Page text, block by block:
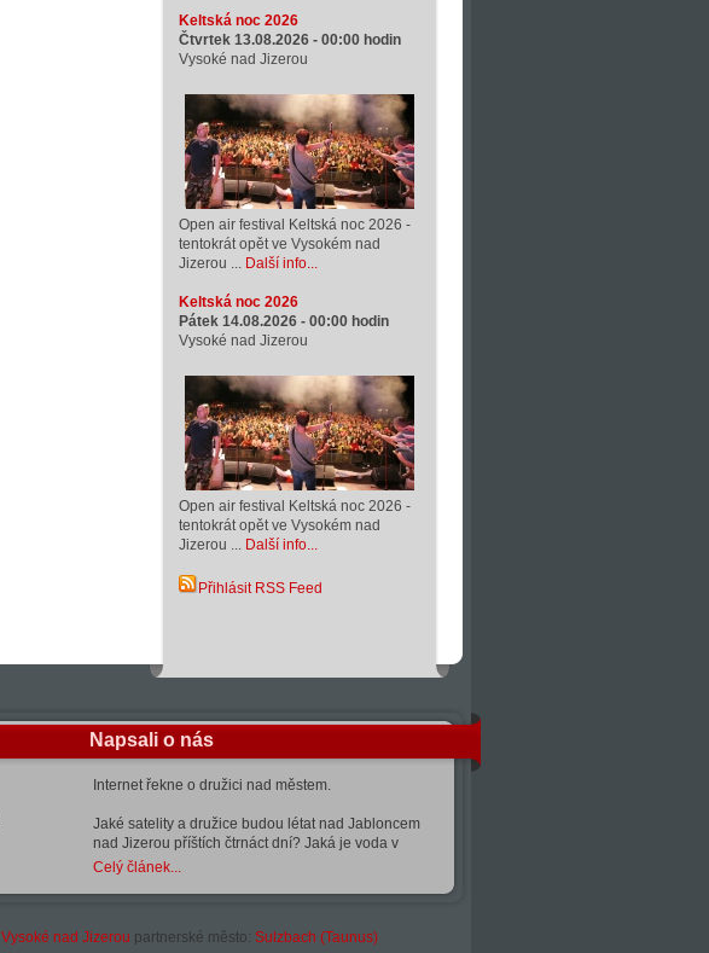
Keltská noc 2026
Čtvrtek 13.08.2026 - 00:00 hodin
Vysoké nad Jizerou
Open air festival Keltská noc 2026 -
tentokrát opět ve Vysokém nad
Jizerou ... Další info...
Keltská noc 2026
Pátek 14.08.2026 - 00:00 hodin
Vysoké nad Jizerou
Open air festival Keltská noc 2026 -
tentokrát opět ve Vysokém nad
Jizerou ... Další info...
Přihlásit RSS Feed
Napsali o nás
Internet řekne o družici nad městem.
Jaké satelity a družice budou létat nad Jabloncem
nad Jizerou příštích čtrnáct dní? Jaká je voda v
Celý článek...
Vysoké nad Jizerou partnerské město: Sulzbach (Taunus)